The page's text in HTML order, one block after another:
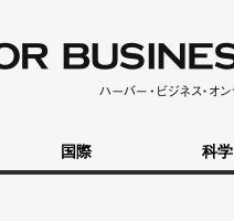
国際 科学